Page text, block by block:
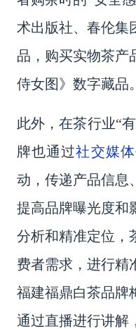
术出版社、春伦集
品，购买实物茶产
侍女图》数字藏品。
此外，在茶行业“
牌也通过社交媒体
动，传递产品信息
提高品牌曝光度和
分析和精准定位，
费者需求，进行精
福建福鼎白茶品牌
通过直播进行讲解